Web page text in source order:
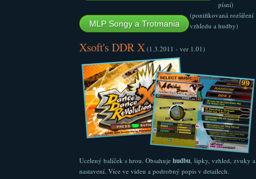
písní)
MLP Songy a Trotmania
(ponifikovaná rozšíření
vzhledu a hudby)
Xsoft's DDR X(1.3.2011 - ver 1.01)
Ucelený balíček s hrou. Obsahuje hudbu, šipky, vzhled, zvuky a
nastavení. Více ve videu a podrobný popis v detailech.